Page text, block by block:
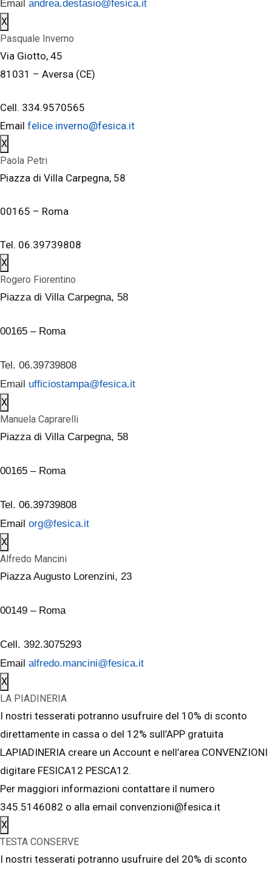
Email andrea.destasio@fesica.it
X
Pasquale Inverno
Via Giotto, 45
81031 – Aversa (CE)
Cell. 334.9570565
Email felice.inverno@fesica.it
X
Paola Petri
Piazza di Villa Carpegna, 58
00165 – Roma
Tel. 06.39739808
X
Rogero Fiorentino
Piazza di Villa Carpegna, 58
00165 – Roma
Tel. 06.39739808
Email ufficiostampa@fesica.it
X
Manuela Caprarelli
Piazza di Villa Carpegna, 58
00165 – Roma
Tel. 06.39739808
Email org@fesica.it
X
Alfredo Mancini
Piazza Augusto Lorenzini, 23
00149 – Roma
Cell. 392.3075293
Email alfredo.mancini@fesica.it
X
LA PIADINERIA
I nostri tesserati potranno usufruire del 10% di sconto
direttamente in cassa o del 12% sull’APP gratuita
LAPIADINERIA creare un Account e nell’area CONVENZIONI
digitare FESICA12 PESCA12.
Per maggiori informazioni contattare il numero
345.5146082 o alla email convenzioni@fesica.it
X
TESTA CONSERVE
I nostri tesserati potranno usufruire del 20% di sconto